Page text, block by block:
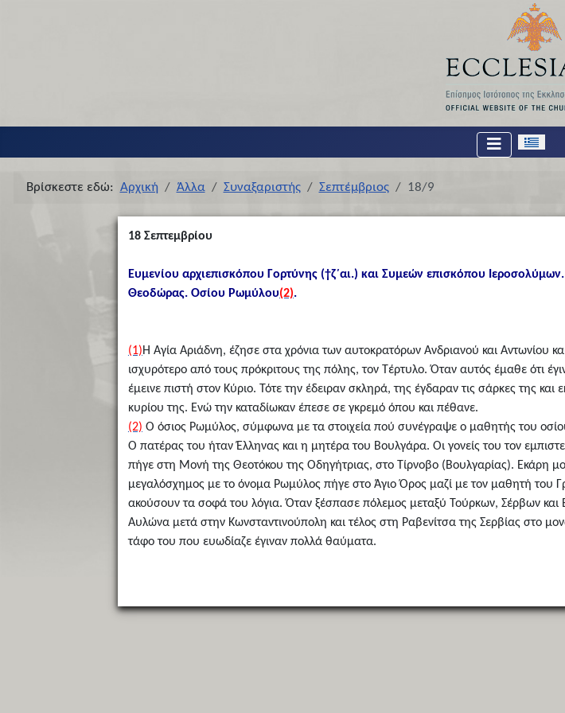
Επιλέξτε τη
Βρίσκεστε εδώ: Αρχική Άλλα Συναξαριστής Σεπτέμβριος 18/9
18 Σεπτεμβρίου
Ευμενίου αρχιεπισκόπου Γορτύνης (†ζ΄αι.) και Συμεών επισκόπου
Θεοδώρας. Οσίου Ρωμύλου(2).
(1)Η Αγία Αριάδνη, έζησε στα χρόνια των αυτοκρατόρων Ανδριανού και Αντωνίου
ισχυρότερο από τους πρόκριτους της πόλης, τον Τέρτυλο. Όταν αυτός έμαθε ότι
έμεινε πιστή στον Κύριο. Τότε την έδειραν σκληρά, της έγδαραν τις σάρκες της και
κυρίου της. Ενώ την καταδίωκαν έπεσε σε γκρεμό όπου και πέθανε.
(2) Ο όσιος Ρωμύλος, σύμφωνα με τα στοιχεία πού συνέγραψε ο μαθητής του
Ο πατέρας του ήταν Έλληνας και η μητέρα του Βουλγάρα. Οι γονείς του τον
πήγε στη Μονή της Θεοτόκου της Οδηγήτριας, στο Τίρνοβο (Βουλγαρίας). Εκάρη
μεγαλόσχημος με το όνομα Ρωμύλος πήγε στο Άγιο Όρος μαζί με τον μαθητή του
ακούσουν τα σοφά του λόγια. Όταν ξέσπασε πόλεμος μεταξύ Τούρκων, Σέρβων και
Αυλώνα μετά στην Κωνσταντινούπολη και τέλος στη Ραβενίτσα της Σερβίας στο
τάφο του που ευωδίαζε έγιναν πολλά θαύματα.